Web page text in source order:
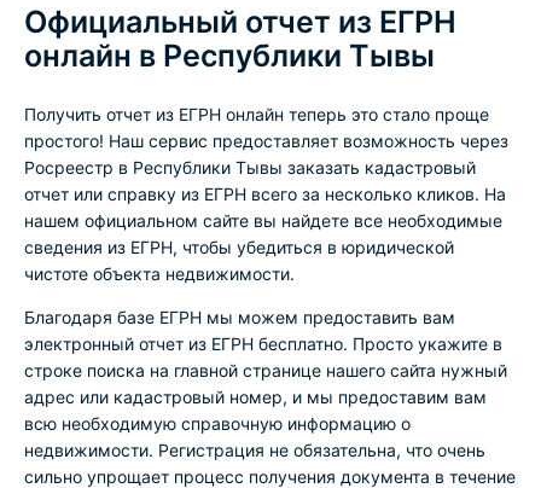
Официальный отчет из ЕГРН
онлайн в Республики Тывы
Получить отчет из ЕГРН онлайн теперь это стало проще
простого! Наш сервис предоставляет возможность через
Росреестр в Республики Тывы заказать кадастровый
отчет или справку из ЕГРН всего за несколько кликов. На
нашем официальном сайте вы найдете все необходимые
сведения из ЕГРН, чтобы убедиться в юридической
чистоте объекта недвижимости.
Благодаря базе ЕГРН мы можем предоставить вам
электронный отчет из ЕГРН бесплатно. Просто укажите в
строке поиска на главной странице нашего сайта нужный
адрес или кадастровый номер, и мы предоставим вам
всю необходимую справочную информацию о
недвижимости. Регистрация не обязательна, что очень
сильно упрощает процесс получения документа в течение